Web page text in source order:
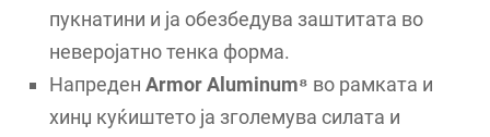
пукнатини и ја обезбедува заштитата во
неверојатно тенка форма.
Напреден Armor Aluminum⁸ во рамката и
хинџ куќиштето ја зголемува силата и